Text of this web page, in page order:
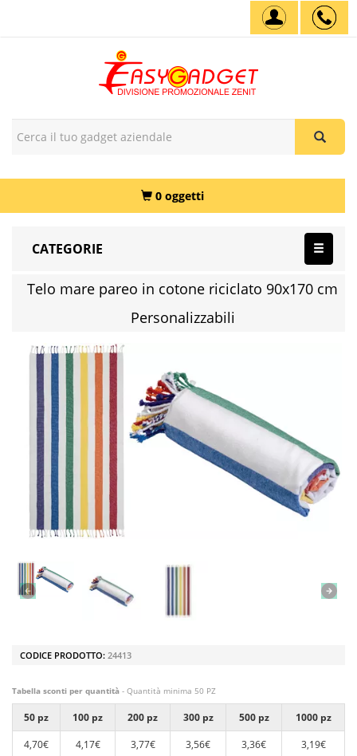
0 oggetti
CATEGORIE
Telo mare pareo in cotone riciclato 90x170 cm
Personalizzabili
CODICE PRODOTTO: 24413
Tabella sconti per quantità - Quantità minima 50 PZ
50 pz 100 pz 200 pz 300 pz 500 pz
1000 pz
4,70€
4,17€ 3,77€ 3,56€ 3,36€ 3,19€